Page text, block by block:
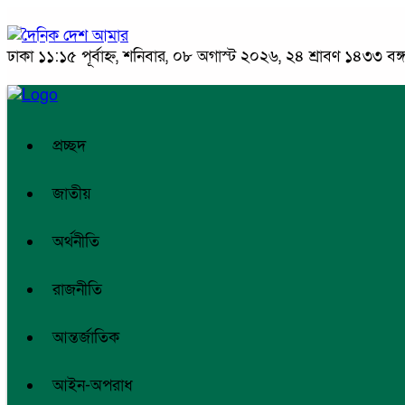
ঢাকা ১১:১৫ পূর্বাহ্ন, শনিবার, ০৮ অগাস্ট ২০২৬, ২৪ শ্রাবণ ১৪৩৩
প্রচ্ছদ
জাতীয়
অর্থনীতি
রাজনীতি
আন্তর্জাতিক
আইন-অপরাধ